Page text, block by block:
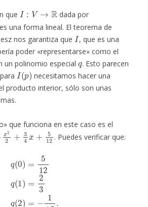
que
I: →
dada por
es una forma lineal. El teorema de
nos garantiza que
I
, que es una
poder «representarse» como el
un polinomio especial
q
. Esto parecen
I(p)
necesitamos hacer una
producto interior, sólo son unas
que funciona en este caso es el
2+34 x+512
. Puedes verificar que:
3